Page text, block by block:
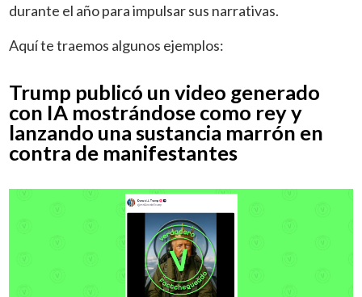
durante el año para impulsar sus narrativas.
Aquí te traemos algunos ejemplos:
Trump publicó un video generado
con IA mostrándose como rey y
lanzando una sustancia marrón en
contra de manifestantes